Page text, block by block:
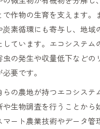
作物の生育を支えます。
炭素循環にも寄与し、地域
ています。エコシステム
虫の発生や収量低下などの
要です。
の農地が持つエコシステ
生物調査を行うことから
マート農業技術やデータ管